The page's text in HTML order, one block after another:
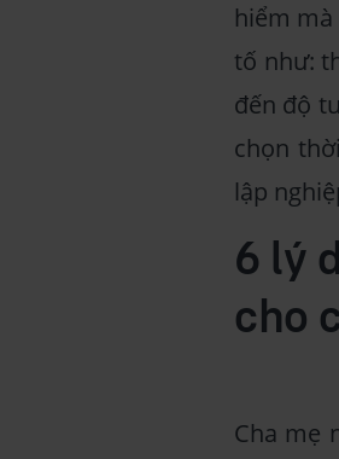
hiểm
tố như:
đến độ
chọn
lập
6 lý
cho
Cha mẹ